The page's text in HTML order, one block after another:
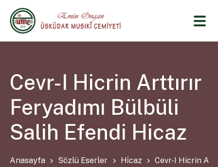
Cevr-I Hicrin Arttırır
Feryadımı Bülbüli
Salih Efendi Hicaz
Anasayfa Sözlü Eserler Hi̇caz Cevr-I Hicrin